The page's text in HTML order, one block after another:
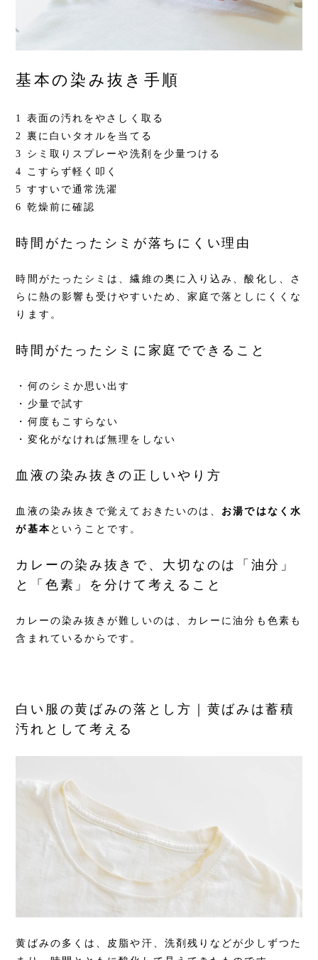
基本の染み抜き手順
1 表面の汚れをやさしく取る
2 裏に白いタオルを当てる
3 シミ取りスプレーや洗剤を少量つける
4 こすらず軽く叩く
5 すすいで通常洗濯
6 乾燥前に確認
時間がたったシミが落ちにくい理由
時間がたったシミは、繊維の奥に入り込み、酸化し、さ
らに熱の影響も受けやすいため、家庭で落としにくくな
ります。
時間がたったシミに家庭でできること
・何のシミか思い出す
・少量で試す
・何度もこすらない
・変化がなければ無理をしない
血液の染み抜きの正しいやり方
血液の染み抜きで覚えておきたいのは、 お湯ではなく水
が基本 ということです。
カレーの染み抜きで、大切なのは「油分」
と「色素」を分けて考えること
カレーの染み抜きが難しいのは、カレーに油分も色素も
含まれているからです。
白い服の黄ばみの落とし方｜黄ばみは蓄積
汚れとして考える
黄ばみの多くは、皮脂や汗、洗剤残りなどが少しずつた